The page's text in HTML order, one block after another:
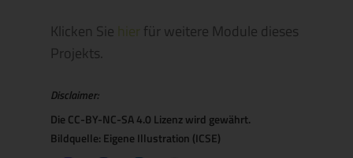
Klicken Sie hierfür weitere Module dieses
Projekts.
Disclaimer:
Die CC-BY-NC-SA 4.0 Lizenz wird gewährt.
Bildquelle: Eigene Illustration (ICSE)